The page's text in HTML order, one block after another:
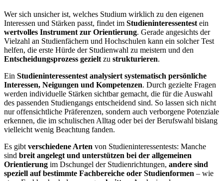
Wer sich unsicher ist, welches Studium wirklich zu den eigenen
Interessen und Stärken passt, findet im Studieninteressentest ein
wertvolles Instrument zur Orientierung. Gerade angesichts der
Vielzahl an Studienfächern und Hochschulen kann ein solcher Test
helfen, die erste Hürde der Studienwahl zu meistern und den
Entscheidungsprozess gezielt zu strukturieren.
Ein Studieninteressentest analysiert systematisch persönliche
Interessen, Neigungen und Kompetenzen. Durch gezielte Fragen
werden individuelle Stärken sichtbar gemacht, die für die Auswahl
des passenden Studiengangs entscheidend sind. So lassen sich nicht
nur offensichtliche Präferenzen, sondern auch verborgene Potenziale
erkennen, die im schulischen Alltag oder bei der Berufswahl bislang
vielleicht wenig Beachtung fanden.
Es gibt verschiedene Arten von Studieninteressentests: Manche
sind breit angelegt und unterstützen bei der allgemeinen
Orientierung im Dschungel der Studienrichtungen, andere sind
speziell auf bestimmte Fachbereiche oder Studienformen – wie